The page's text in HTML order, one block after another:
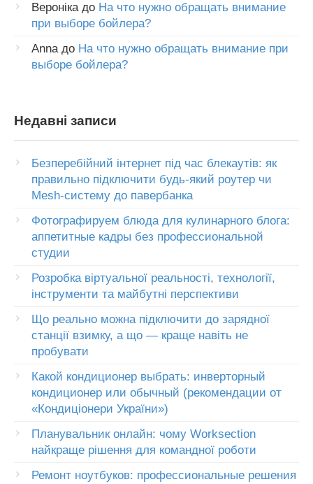
Веронікадо На что нужно обращать внимание
при выборе бойлера?
Annaдо На что нужно обращать внимание при
выборе бойлера?
Недавні записи
Безперебійний інтернет під час блекаутів: як
правильно підключити будь-який роутер чи
Mesh-систему до павербанка
Фотографируем блюда для кулинарного блога:
аппетитные кадры без профессиональной
студии
Розробка віртуальної реальності, технології,
інструменти та майбутні перспективи
Що реально можна підключити до зарядної
станції взимку, а що — краще навіть не
пробувати
Какой кондиционер выбрать: инверторный
кондиционер или обычный (рекомендации от
«Кондиціонери України»)
Планувальник онлайн: чому Worksection
найкраще рішення для командної роботи
Ремонт ноутбуков: профессиональные решения